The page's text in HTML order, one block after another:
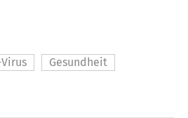
Gesundheit